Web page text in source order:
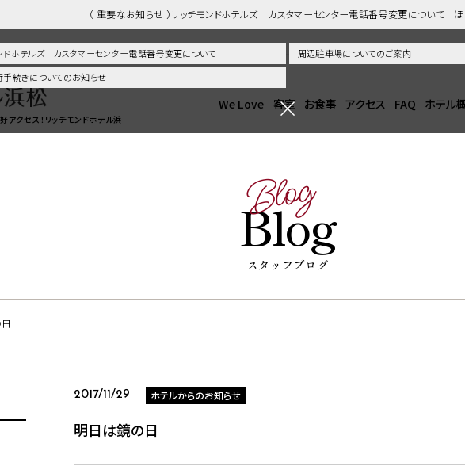
（ 重要なお知らせ ）リッチモンドホテルズ カスタマーセンター電話番号変更について
ンドホテルズ カスタマーセンター電話番号変更について
周辺駐車場についてのご案内
続きについてのお知らせ
アクセス！リッチモンドホテル浜
We Love 客室 お食事 アクセス FAQ ホテル
Blog
Blog
スタッフブログ
2017/11/29 ホテルからのお知らせ
明日は鏡の日